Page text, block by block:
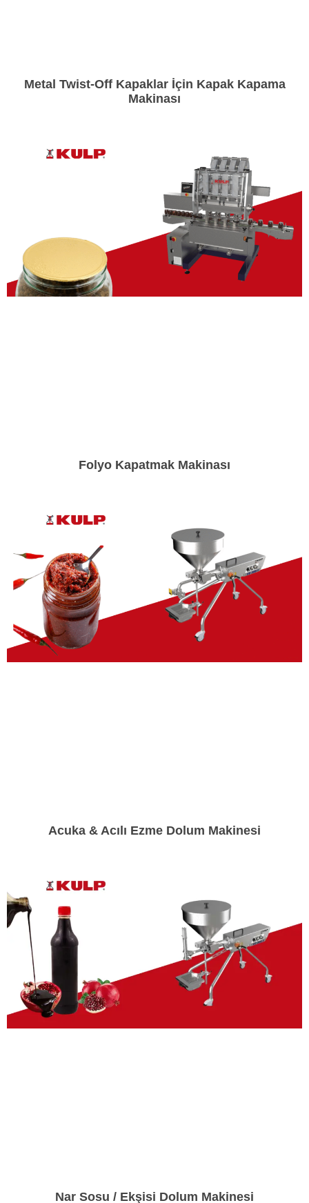
Metal Twist-Off Kapaklar İçin Kapak Kapama
Makinası
Folyo Kapatmak Makinası
Acuka & Acılı Ezme Dolum Makinesi
Nar Sosu / Ekşisi Dolum Makinesi